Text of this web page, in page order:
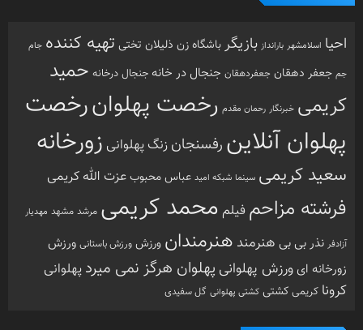
احیا اسلامشهر بارانداز بازیگرباشگاه زن ذلیلان تختی تهیه کننده جام
جم جعفر دهقان جعفردهقان جنجال در خانه جنجال درخانه حمید
کریمی خبرنگار رحمان مقدم رخصت پهلوانرخصت
پهلوان آنلاین رفسنجان زنگ پهلوانی زورخانه
سعید کریمی سینما شبکه امید عباس محبوبعزت الله کریمی
فرشته مزاحمفیلم محمد کریمی مرشد مشهد مهدیار
آزادفر نذر بی بی هنرمند هنرمندان ورزش ورزش باستانی ورزش
زورخانه ای ورزش پهلوانی پهلوان هرگز نمی میرد پهلوانی
کرونا کریمی کشتی کشتی پهلوانی گل سفیدی